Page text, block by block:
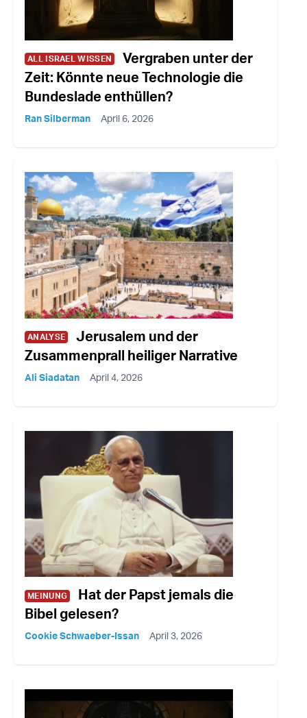
ALL ISRAEL WISSEN
Vergraben unter der
Zeit: Könnte neue Technologie die
Bundeslade enthüllen?
Ran Silberman April 6, 2026
ANALYSE
Jerusalem und der
Zusammenprall heiliger Narrative
Ali Siadatan April 4, 2026
MEINUNG
Hat der Papst jemals die
Bibel gelesen?
Cookie Schwaeber-Issan April 3, 2026